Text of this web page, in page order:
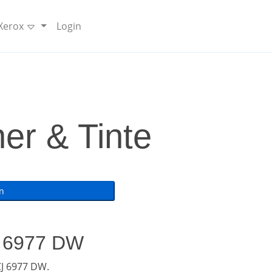
Login
& Tinte
DW
6977 DW.